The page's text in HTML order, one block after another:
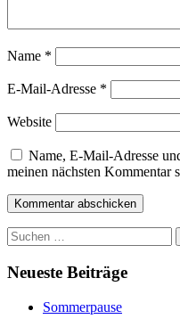
Name *
E-Mail-Adresse *
Website
Name, E-Mail-Adresse
meinen nächsten Kommentar
Suchen
nach:
Neueste Beiträge
Sommerpause